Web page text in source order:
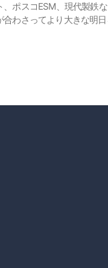
、ポスコESM、現代製鉄
合わさってより大きな明